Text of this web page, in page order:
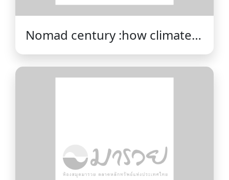
Nomad century :how climate
migration will reshape our
world /Gaia Vince.